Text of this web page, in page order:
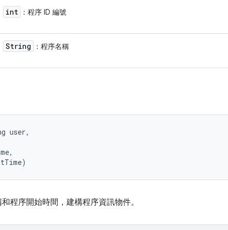
int ：程序 ID 編號
String ：程序名稱
user,
程序開始時間，建構程序資訊物件。